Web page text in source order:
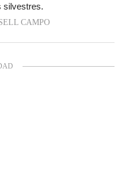
silvestres.
CAMPO